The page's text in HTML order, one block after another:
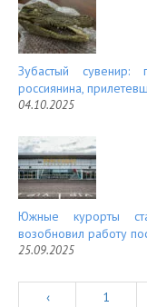
Зубастый
россиянина,
04.10.2025
Южные курорты
возобновил работу
25.09.2025
‹ 1